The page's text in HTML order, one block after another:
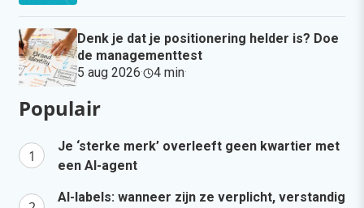
Denk je dat je positionering helder is? Doe
de managementtest
5 aug 2026· 4 min·
Populair
Je ‘sterke merk’ overleeft geen kwartier met
een AI-agent
AI-labels: wanneer zijn ze verplicht, verstandig